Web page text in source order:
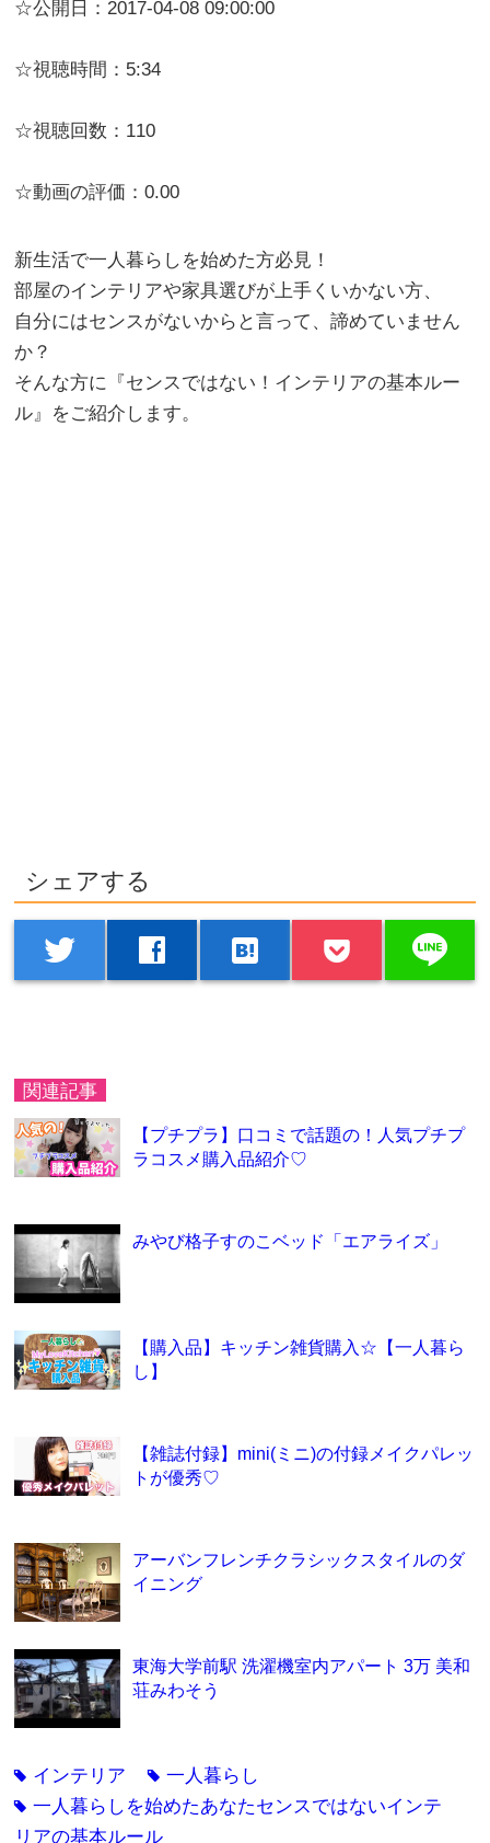
☆公開日：2017-04-08 09:00:00
☆視聴時間：5:34
☆視聴回数：110
☆動画の評価：0.00
新生活で一人暮らしを始めた方必見！
部屋のインテリアや家具選びが上手くいかない方、
自分にはセンスがないからと言って、諦めていません
か？
そんな方に『センスではない！インテリアの基本ルー
ル』をご紹介します。
シェアする
twitter facebook hatenabookmark line
関連記事
【プチプラ】口コミで話題の！人気プチプ
ラコスメ購入品紹介♡
みやび格子すのこベッド「エアライズ」
【購入品】キッチン雑貨購入☆【一人暮ら
し】
【雑誌付録】mini(ミニ)の付録メイクパレッ
トが優秀♡
アーバンフレンチクラシックスタイルのダ
イニング
東海大学前駅 洗濯機室内アパート 3万 美和
荘みわそう
tag インテリア tag一人暮らし
tag一人暮らしを始めたあなたセンスではないインテ
リアの基本ルール